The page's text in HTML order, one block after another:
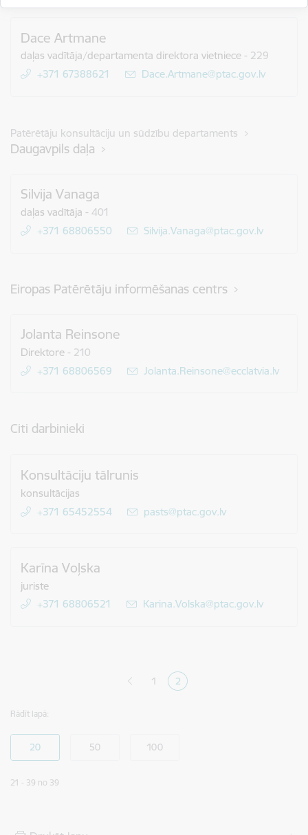
Dace Artmane
daļas vadītāja/departamenta direktora vietniece - 229
+371 67388621
E-pasts:
Dace.Artmane@ptac.gov.lv
Patērētāju konsultāciju un sūdzību departaments
Daugavpils daļa
Silvija Vanaga
daļas vadītāja -401
+371 68806550
E-pasts:
Silvija.Vanaga@ptac.gov.lv
Eiropas Patērētāju informēšanas centrs
Jolanta Reinsone
Direktore - 210
+371 68806569
E-pasts:
Jolanta.Reinsone@ecclatvia.lv
Citi darbinieki
Konsultāciju tālrunis
konsultācijas
+371 65452554
E-pasts:
pasts@ptac.gov.lv
Karīna Voļska
juriste
+371 68806521
E-pasts:
Karina.Volska@ptac.gov.lv
Lapa
1 Pašreizējā lapa
2
Rādīt lapā:
21 - 39 no 39